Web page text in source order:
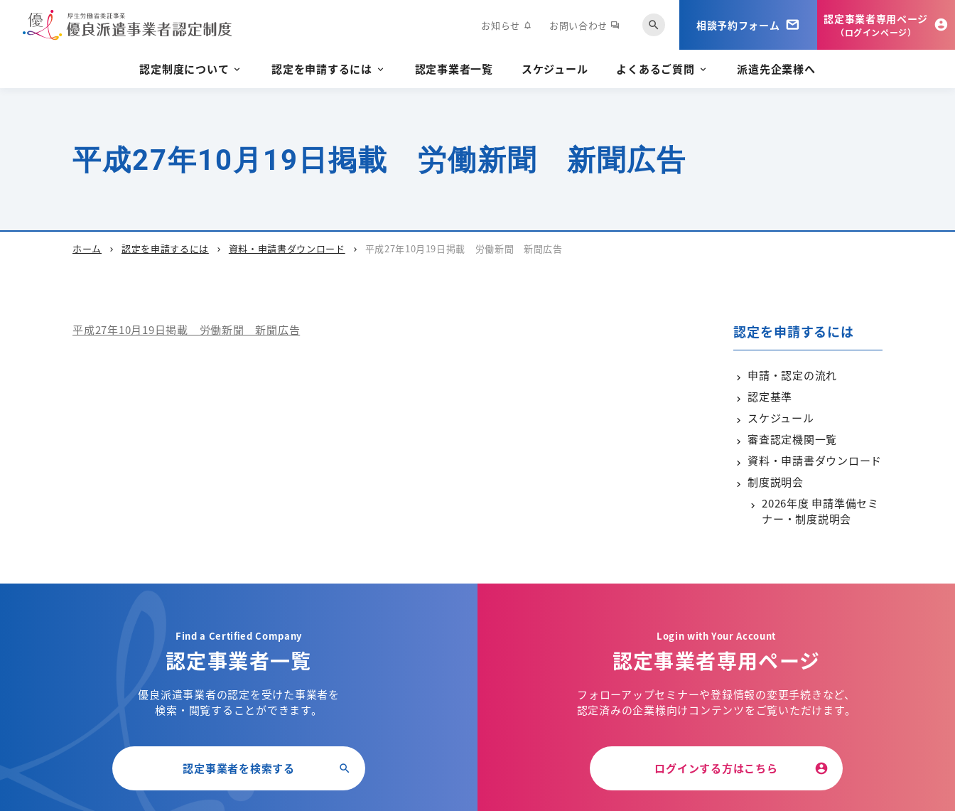
お知らせ notifications お問い合わせ forum search 相談予約フォーム 認定事業者専用ページ
（ログインページ）
認定制度について 認定を申請するには 認定事業者一覧 スケジュール よくあるご質問 派遣先企業様へ
平成27年10月19日掲載 労働新聞 新聞広告
ホーム chevron_right 認定を申請するには chevron_right 資料・申請書ダウンロード chevron_right 平成27年10月19日掲載 労働新聞 新聞広告
平成27年10月19日掲載 労働新聞 新聞広告 認定を申請するには
申請・認定の流れ
認定基準
スケジュール
審査認定機関一覧
資料・申請書ダウンロード
制度説明会
2026年度 申請準備セミ
ナー・制度説明会
Find a Certified Company
認定事業者一覧
優良派遣事業者の認定を受けた事業者を
検索・閲覧することができます。
認定事業者を検索する
Login with Your Account
認定事業者専用ページ
フォローアップセミナーや登録情報の変更手続きなど、
認定済みの企業様向けコンテンツを ご覧いただけます。
ログインする方はこちら